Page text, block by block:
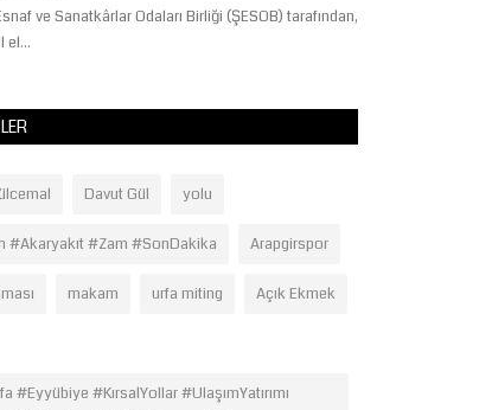
ve Sanatkârlar Odaları Birliği (ŞESOB) tarafından,
el...
Davut Gül yolu
#Akaryakıt #Zam #SonDakika Arapgirspor
makam urfa miting Açık Ekmek
#Eyyübiye #KırsalYollar #UlaşımYatırımı